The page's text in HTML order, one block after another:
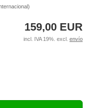
159,00 EUR
incl. IVA 19%. excl. envío